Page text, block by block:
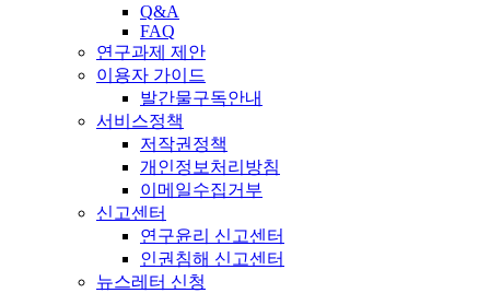
Q&A
FAQ
연구과제 제안
이용자 가이드
발간물구독안내
서비스정책
저작권정책
개인정보처리방침
이메일수집거부
신고센터
연구윤리 신고센터
인권침해 신고센터
뉴스레터 신청